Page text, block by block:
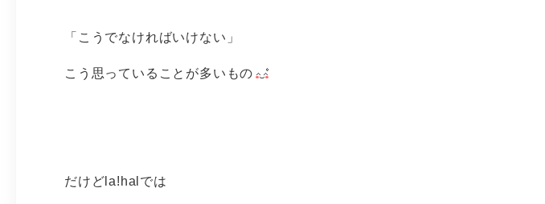
「こうでなければいけない」
こう思っていることが多いもの
だけどla!halでは